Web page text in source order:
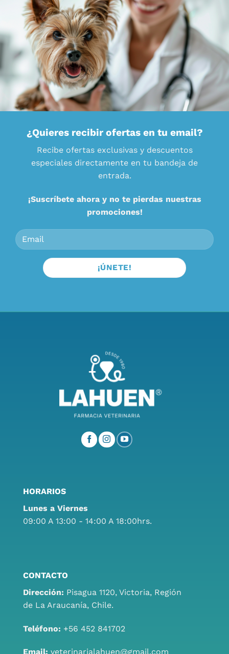
¿Quieres recibir ofertas en tu email?
Recibe ofertas exclusivas y descuentos
especiales directamente en tu bandeja de
entrada.
¡Suscríbete ahora y no te pierdas nuestras
promociones!
HORARIOS
Lunes a Viernes
09:00 A 13:00 - 14:00 A 18:00hrs.
CONTACTO
Dirección: Pisagua 1120, Victoria, Región
de La Araucanía, Chile.
Teléfono: +56 452 841702
Email: veterinarialahuen@gmail.com